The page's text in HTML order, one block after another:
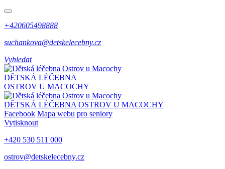
+420605498888
suchankova@detskelecebny.cz
Vyhledat
DĚTSKÁ LÉČEBNA
OSTROV U MACOCHY
DĚTSKÁ LÉČEBNA OSTROV U MACOCHY
Facebook Mapa webu pro seniory
Vytisknout
+420 530 511 000
ostrov@detskelecebny.cz